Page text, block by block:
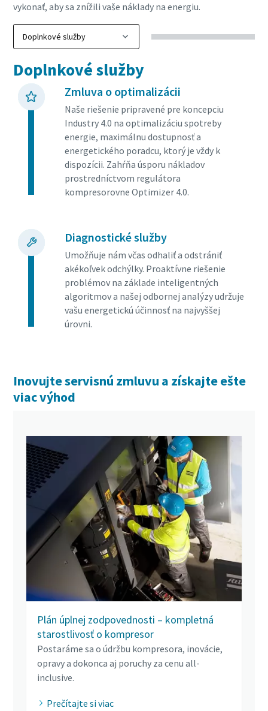
vykonať, aby sa znížili vaše náklady na energiu.
Doplnkové služby
Zmluva o optimalizácii
Naše riešenie pripravené pre koncepciu
Industry 4.0 na optimalizáciu spotreby
energie, maximálnu dostupnosť a
energetického poradcu, ktorý je vždy k
dispozícii. Zahŕňa úsporu nákladov
prostredníctvom regulátora
kompresorovne Optimizer 4.0.
Diagnostické služby
Umožňuje nám včas odhaliť a odstrániť
akékoľvek odchýlky. Proaktívne riešenie
problémov na základe inteligentných
algoritmov a našej odbornej analýzy udržuje
vašu energetickú účinnosť na najvyššej
úrovni.
Inovujte servisnú zmluvu a získajte ešte
viac výhod
Plán úplnej zodpovednosti – kompletná
starostlivosť o kompresor
Postaráme sa o údržbu kompresora, inovácie,
opravy a dokonca aj poruchy za cenu all-
inclusive.
Prečítajte si viac